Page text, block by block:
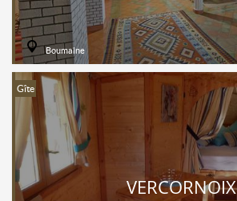
Boumalne
Gîte
VERCORNOIX